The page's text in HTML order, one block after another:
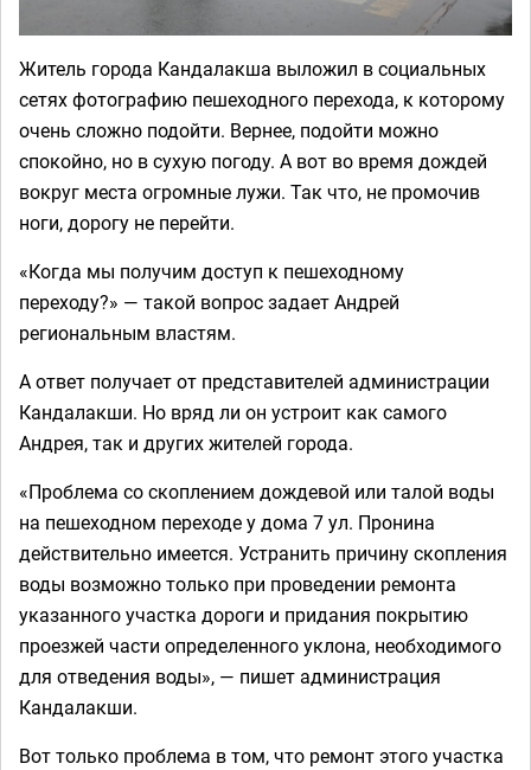
Житель города Кандалакша выложил в социальных
сетях фотографию пешеходного перехода, к которому
очень сложно подойти. Вернее, подойти можно
спокойно, но в сухую погоду. А вот во время дождей
вокруг места огромные лужи. Так что, не промочив
ноги, дорогу не перейти.
«Когда мы получим доступ к пешеходному
переходу?» — такой вопрос задает Андрей
региональным властям.
А ответ получает от представителей администрации
Кандалакши. Но вряд ли он устроит как самого
Андрея, так и других жителей города.
«Проблема со скоплением дождевой или талой воды
на пешеходном переходе у дома 7 ул. Пронина
действительно имеется. Устранить причину скопления
воды возможно только при проведении ремонта
указанного участка дороги и придания покрытию
проезжей части определенного уклона, необходимого
для отведения воды», — пишет администрация
Кандалакши.
Вот только проблема в том, что ремонт этого участка